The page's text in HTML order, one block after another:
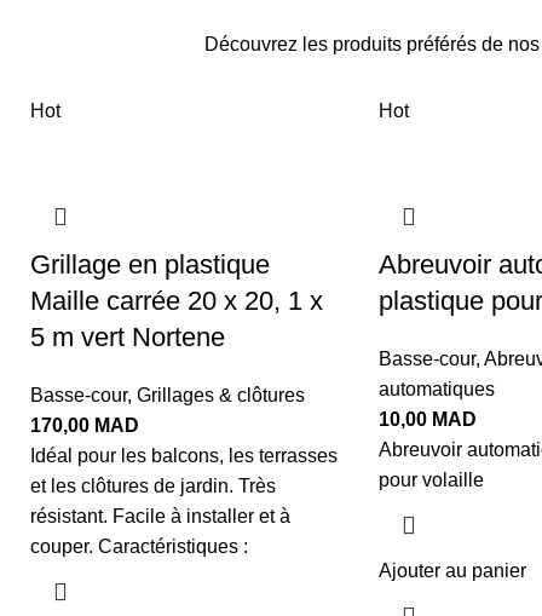
Découvrez les produits préférés de
Hot
Grillage en plastique
Maille carrée 20 x 20, 1 x
5 m vert Nortene
Basse-cour, Grillages & clôtures
170,00 MAD
Idéal pour les balcons, les terrasses
et les clôtures de jardin. Très
résistant. Facile à installer et à
couper. Caractéristiques :
Hot
Abreuvoir
plastique
Basse-cour,
automatiques
10,00 MAD
Abreuvoir
pour volaille
Ajouter au panier